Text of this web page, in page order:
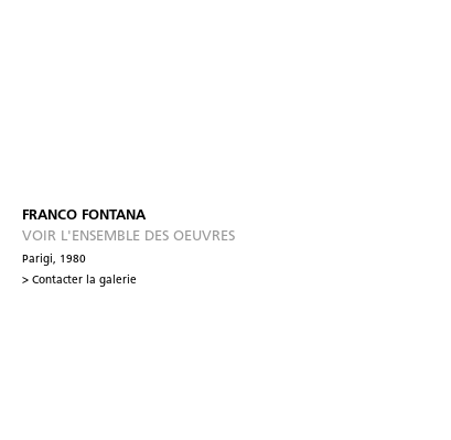
FRANCO FONTANA
VOIR L'ENSEMBLE DES OEUVRES
Parigi, 1980
> Contacter la galerie